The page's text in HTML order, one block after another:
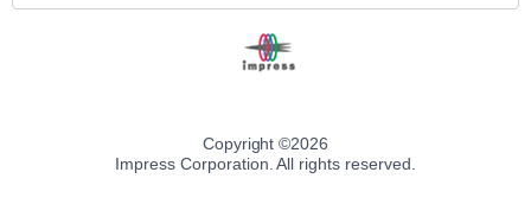
Copyright ©2026
Impress Corporation. All rights reserved.